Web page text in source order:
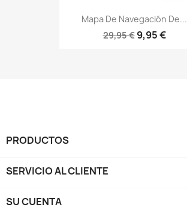
Mapa De Navegación De...
29,95 € 9,95 €
PRODUCTOS
SERVICIO AL CLIENTE
SU CUENTA